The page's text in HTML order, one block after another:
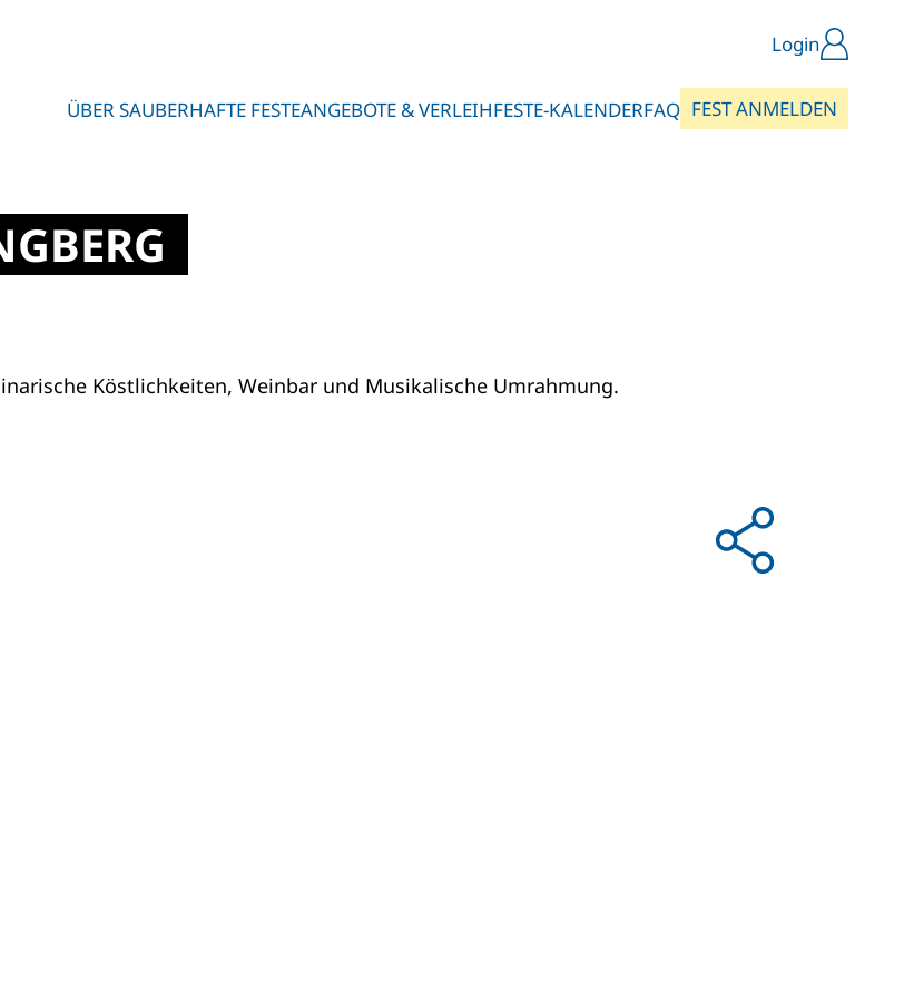
ÜBER SAUBERHAFTE FESTEANGEBOTE & VERLEIHFESTE-KALENDERFAQ
Login
FEST ANMELDEN
Köstlichkeiten, Weinbar und Musikalische Umrahmung.